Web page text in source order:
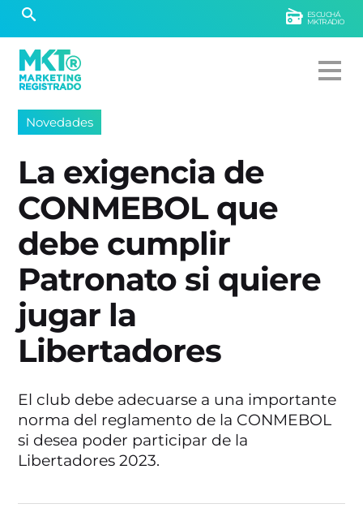
ESCUCHÁ
MKTRADIO
Novedades
La exigencia de
CONMEBOL que
debe cumplir
Patronato si quiere
jugar la
Libertadores
El club debe adecuarse a una importante
norma del reglamento de la CONMEBOL
si desea poder participar de la
Libertadores 2023.